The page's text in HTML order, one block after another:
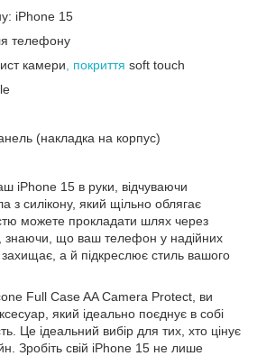
iPhone 15
телефону
камери , покриття soft touch
(накладка на корпус)
iPhone 15 в руки, відчуваючи
з силікону, який щільно облягає
можете прокладати шлях через
знаючи, що ваш телефон у надійних
а й підкреслює стиль вашого
Full Case AA Camera Protect, ви
який ідеально поєднує в собі
Це ідеальний вибір для тих, хто цінує
Зробіть свій iPhone 15 не лише